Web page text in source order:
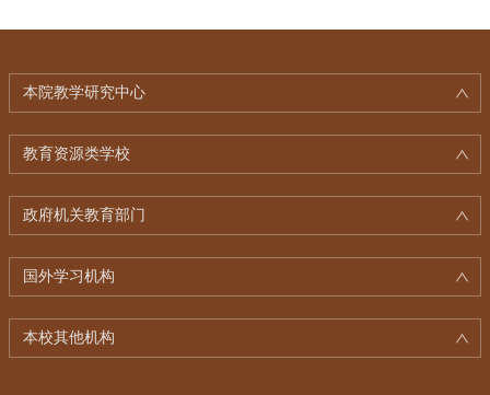
本院教学研究中心
教育资源类学校
政府机关教育部门
国外学习机构
本校其他机构